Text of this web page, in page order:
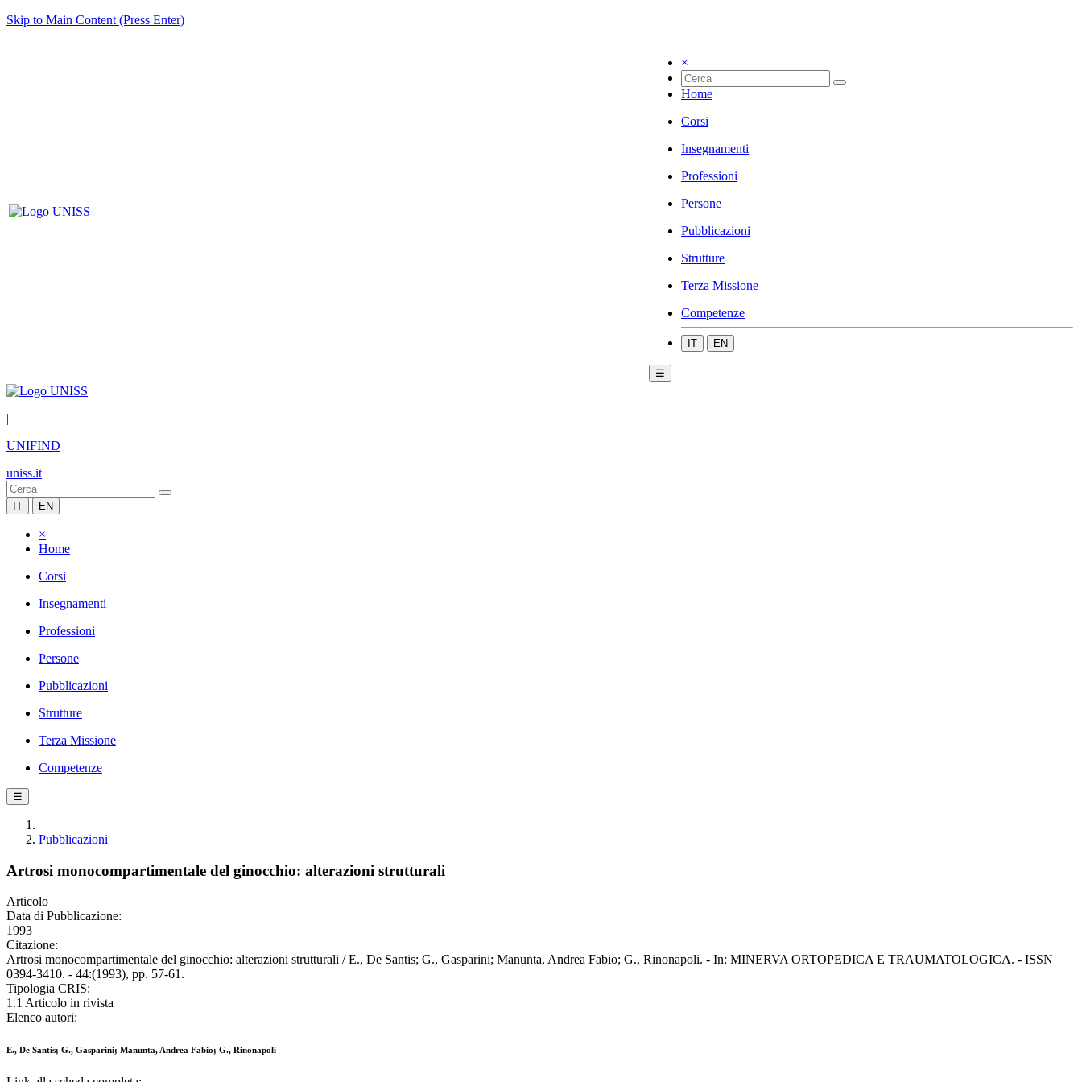
Skip to Main Content (Press Enter)
×
Home
Corsi
Insegnamenti
Professioni
Persone
Pubblicazioni
Strutture
Terza Missione
Competenze
IT EN
☰
|
UNIFIND
uniss.it
IT EN
×
Home
Corsi
Insegnamenti
Professioni
Persone
Pubblicazioni
Strutture
Terza Missione
Competenze
☰
Pubblicazioni
Artrosi monocompartimentale del ginocchio: alterazioni strutturali
Articolo
Data di Pubblicazione:
1993
Citazione:
Artrosi monocompartimentale del ginocchio: alterazioni strutturali / E., De Santis; G., Gasparini; Manunta, Andrea Fabio; G., Rinonapoli. - In: MINERVA ORTOPEDICA E TRAUMATOLOGICA. - ISSN
0394-3410. - 44:(1993), pp. 57-61.
Tipologia CRIS:
1.1 Articolo in rivista
Elenco autori:
E., De Santis; G., Gasparini; Manunta, Andrea Fabio; G., Rinonapoli